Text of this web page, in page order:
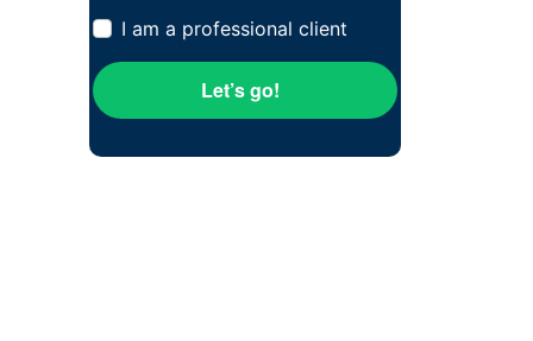
I am a professional client
Let’s go!